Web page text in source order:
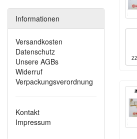
Informationen
Versandkosten
Datenschutz
Unsere AGBs
Widerruf
Verpackungsverordnung
Kontakt
Impressum